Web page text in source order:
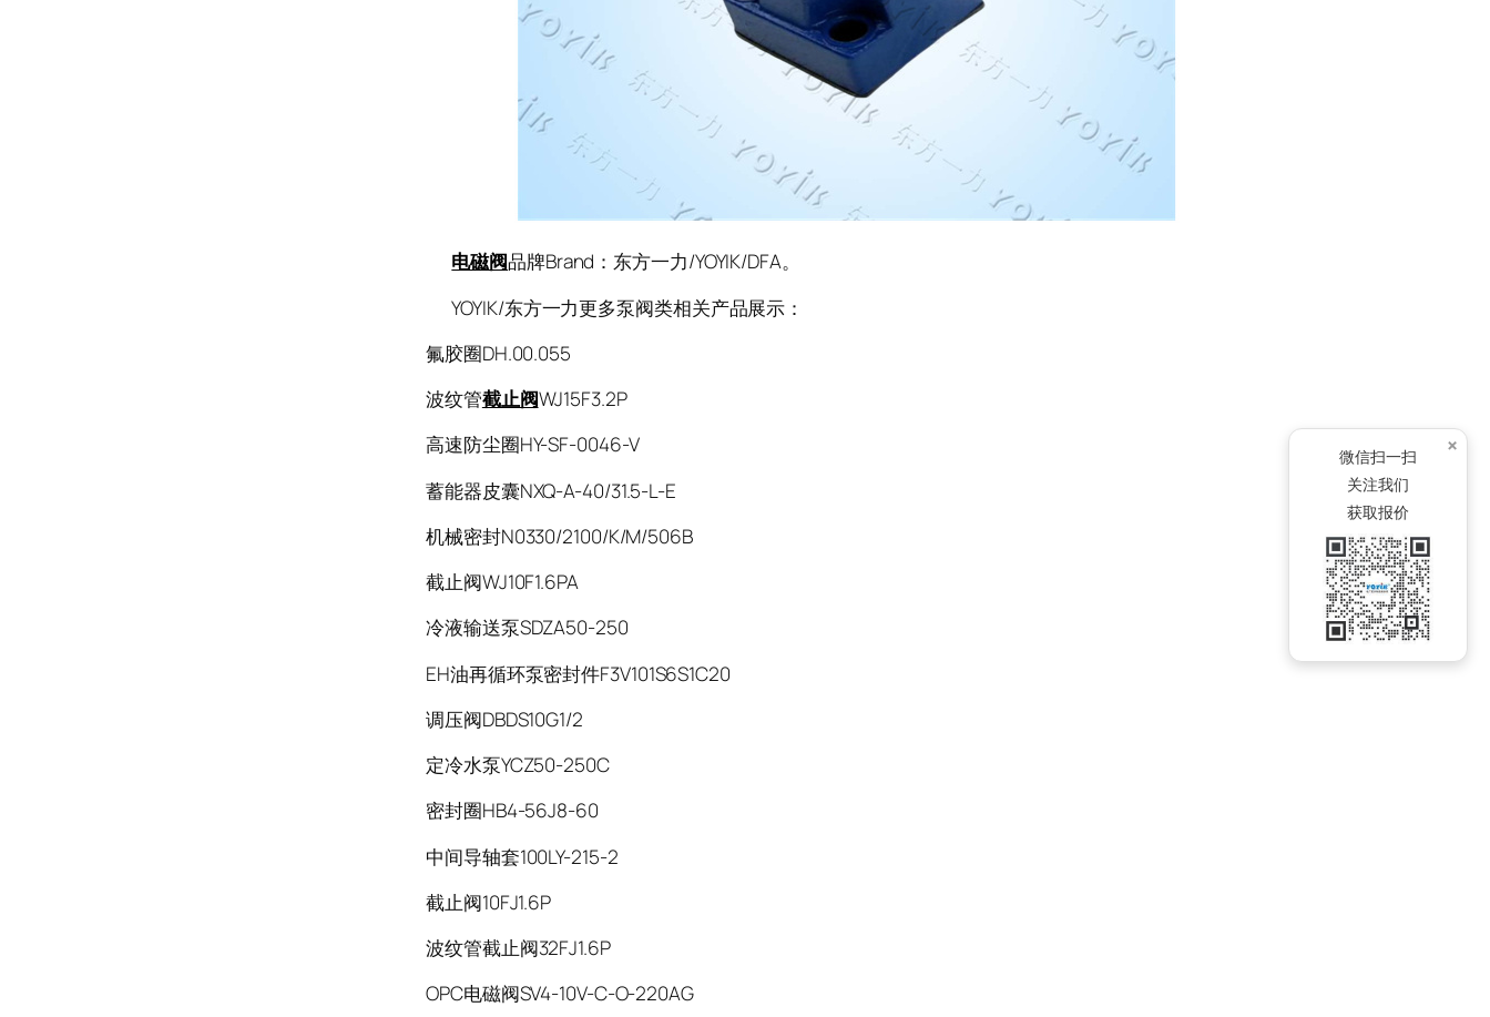
电磁阀品牌Brand：东方一力/YOYIK/DFA。
YOYIK/东方一力更多泵阀类相关产品展示：
氟胶圈DH.00.055
波纹管截止阀WJ15F3.2P
高速防尘圈HY-SF-0046-V
蓄能器皮囊NXQ-A-40/31.5-L-E
机械密封N0330/2100/K/M/506B
截止阀WJ10F1.6PA
冷液输送泵SDZA50-250
EH油再循环泵密封件F3V101S6S1C20
调压阀DBDS10G1/2
定冷水泵YCZ50-250C
密封圈HB4-56J8-60
中间导轴套100LY-215-2
截止阀10FJ1.6P
波纹管截止阀32FJ1.6P
OPC电磁阀SV4-10V-C-O-220AG
×
微信扫一扫
关注我们
获取报价